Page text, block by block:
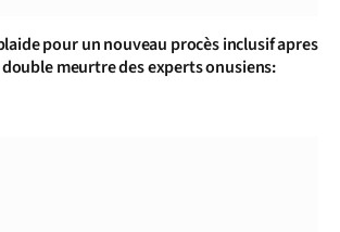
plaide pour un nouveau procès inclusif apres
meurtre des experts onusiens: